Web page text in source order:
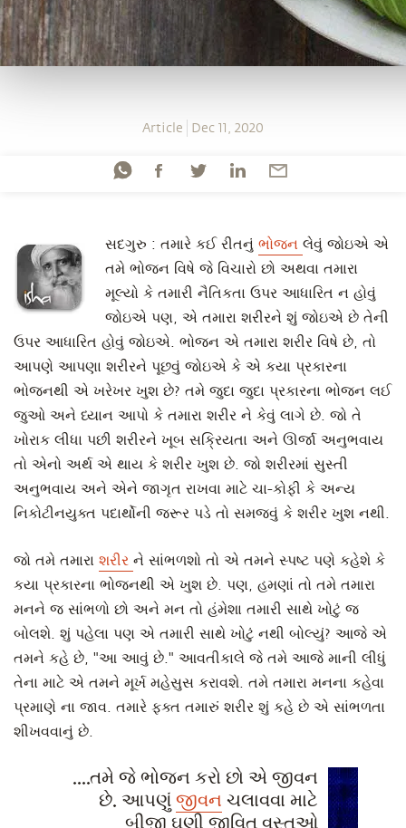
Article Dec 11, 2020
સદગુરુ : તમારે કઈ રીતનું ભોજન લેવું જોઇએ એ
તમે ભોજન વિષે જે વિચારો છો અથવા તમારા
મૂલ્યો કે તમારી નૈતિકતા ઉપર આધારિત ન હોવું
જોઇએ પણ, એ તમારા શરીરને શું જોઇએ છે તેની
ઉપર આધારિત હોવું જોઇએ. ભોજન એ તમારા શરીર વિષે છે, તો
આપણે આપણા શરીરને પૂછવું જોઇએ કે એ કયા પ્રકારના
ભોજનથી એ ખરેખર ખુશ છે? તમે જુદા જુદા પ્રકારના ભોજન લઈ
જુઓ અને ધ્યાન આપો કે તમારા શરીર ને કેવું લાગે છે. જો તે
ખોરાક લીધા પછી શરીરને ખૂબ સક્રિયતા અને ઊર્જા અનુભવાય
તો એનો અર્થ એ થાય કે શરીર ખુશ છે. જો શરીરમાં સુસ્તી
અનુભવાય અને એને જાગૃત રાખવા માટે ચા-કોફી કે અન્ય
નિકોટીનયુક્ત પદાર્થોની જરૂર પડે તો સમજવું કે શરીર ખુશ નથી.
જો તમે તમારા શરીર ને સાંભળશો તો એ તમને સ્પષ્ટ પણે કહેશે કે
કયા પ્રકારના ભોજનથી એ ખુશ છે. પણ, હમણાં તો તમે તમારા
મનને જ સાંભળો છો અને મન તો હંમેશા તમારી સાથે ખોટું જ
બોલશે. શું પહેલા પણ એ તમારી સાથે ખોટું નથી બોલ્યું? આજે એ
તમને કહે છે, "આ આવું છે." આવતીકાલે જે તમે આજે માની લીધું
તેના માટે એ તમને મૂર્ખ મહેસુસ કરાવશે. તમે તમારા મનના કહેવા
પ્રમાણે ના જાવ. તમારે ફક્ત તમારું શરીર શું કહે છે એ સાંભળતા
શીખવવાનું છે.
....તમે જે ભોજન કરો છો એ જીવન
છે. આપણું જીવન ચલાવવા માટે
બીજી ઘણી જીવિત વસ્તુઓ